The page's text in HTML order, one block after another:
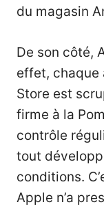
du magasin
De son côté,
effet, chaque
Store est
firme à la
contrôle
tout
conditions.
Apple n’a